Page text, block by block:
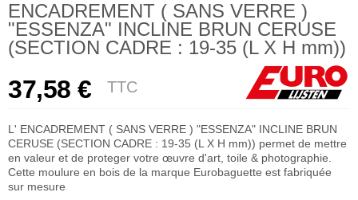
ENCADREMENT ( SANS VERRE )
"ESSENZA" INCLINE BRUN CERUSE
(SECTION CADRE : 19-35 (L X H mm))
37,58 € TTC
L' ENCADREMENT ( SANS VERRE ) "ESSENZA" INCLINE BRUN
CERUSE (SECTION CADRE : 19-35 (L X H mm)) permet de mettre
en valeur et de proteger votre œuvre d'art, toile & photographie.
Cette moulure en bois de la marque Eurobaguette est fabriquée
sur mesure